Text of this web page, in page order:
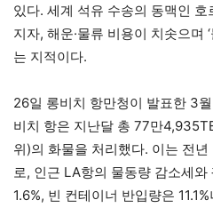
있다. 세계 석유 수송의 동맥인
지자, 해운·물류 비용이 치솟으며
는 지적이다.
26일 롱비치 항만청이 발표한 3
비치 항은 지난달 총 77만
위)의 화물을 처리했다. 이는 전
로, 인근 LA항의 물동량 감소세
1.6%, 빈 컨테이너 반입량은